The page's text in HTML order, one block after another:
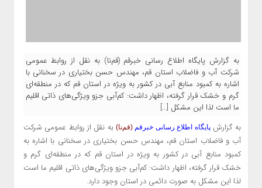
به گزارش پایگاه اطلاع رسانی خبرقم (قم‌نا) به نقل از روابط عمومی
شرکت آب و فاضلاب استان قم، مهندس حسن بختیاری در سخنانی با
اشاره به کمبود منابع آبی در کشور به ویژه در استان قم که در منطقه‌ای
گرم و خشک قرار گرفته، اظهار داشت: کم‌آبی جزو ویژگی‌های ذاتی اقلیم
ما است لذا این مشکل […]
به گزارشپایگاه اطلاع رسانی خبرقم (قم‌نا)
به نقل از روابط عمومی شرکت
آب و فاضلاب استان قم، مهندس حسن بختیاری در سخنانی با اشاره به
کمبود منابع آبی در کشور به ویژه در استان قم که در منطقه‌ای گرم و
خشک قرار گرفته، اظهار داشت: کم‌آبی جزو ویژگی‌های ذاتی اقلیم ما است
لذا این مشکل به صورت دائمی در استان وجود دارد.